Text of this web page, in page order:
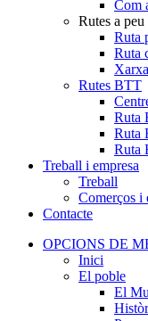
Com
Rutes a peu
Ruta
Ruta
Rutes BTT
Ruta
Ruta
Ruta
Treball i empresa
Treball
Comerços i
Contacte
OPCIONS DE
Inici
El poble
El